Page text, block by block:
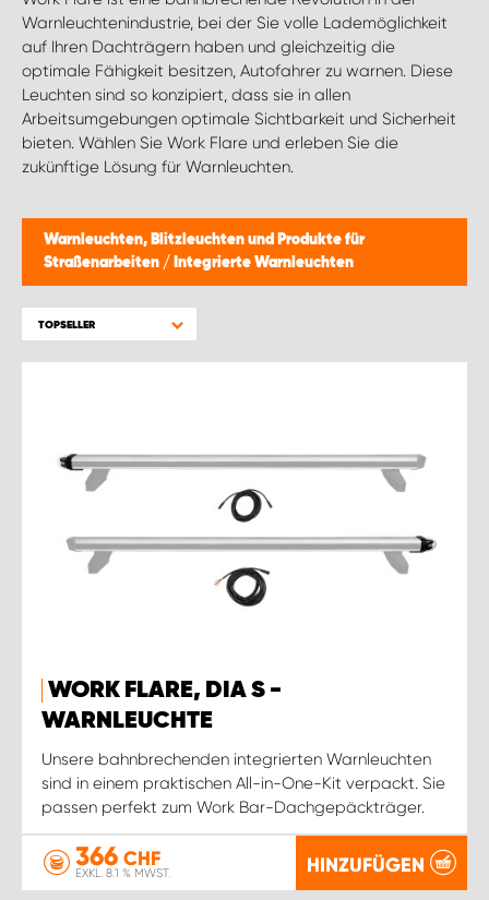
Warnleuchtenindustrie, bei der Sie volle Lademöglichkeit
auf Ihren Dachträgern haben und gleichzeitig die
optimale Fähigkeit besitzen, Autofahrer zu warnen. Diese
Leuchten sind so konzipiert, dass sie in allen
Arbeitsumgebungen optimale Sichtbarkeit und Sicherheit
bieten. Wählen Sie Work Flare und erleben Sie die
zukünftige Lösung für Warnleuchten.
Warnleuchten, Blitzleuchten und Produkte für
Straßenarbeiten / Integrierte Warnleuchten
TOPSELLER
WORK FLARE, DIA S -
WARNLEUCHTE
Unsere bahnbrechenden integrierten Warnleuchten
sind in einem praktischen All-in-One-Kit verpackt. Sie
passen perfekt zum Work Bar-Dachgepäckträger.
366 CHF
EXKL. 8.1 % MWST. HINZUFÜGEN